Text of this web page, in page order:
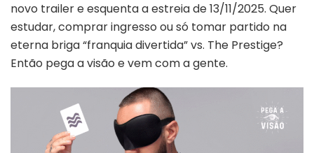
DE
MESTRE
3
–
A
novo trailer e esquenta a estreia de 13/11/2025. Quer
estudar, comprar ingresso ou só tomar partido na
eterna briga “franquia divertida” vs. The Prestige?
Então pega a visão e vem com a gente.